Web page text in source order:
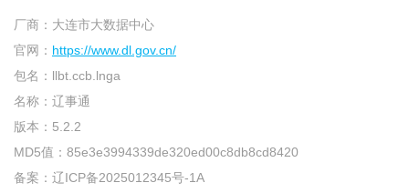
辽事通APP辽宁政务便民服务平台涵盖了省公安厅、省人社
厅、省住建厅、省交通厅等29家省直厅局和26个市级单位的办理
事项；拓展了STM自助终端、APP客户端、省政务平台门户等渠
道集成；启动了善融扶贫、安心养老、建融家园、劳动者港湾等
多项行业应用。
辽事通小程序app亮点
厂商： 大连市大数据中心
官网： https://www.dl.gov.cn/
包名： llbt.ccb.lnga
名称： 辽事通
版本： 5.2.2
MD5值： 85e3e3994339de320ed00c8db8cd8420
备案： 辽ICP备2025012345号-1A